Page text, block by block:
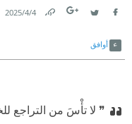
4‏/4‏/2025
أوافق
❞ لا تأْسَ من التراجع